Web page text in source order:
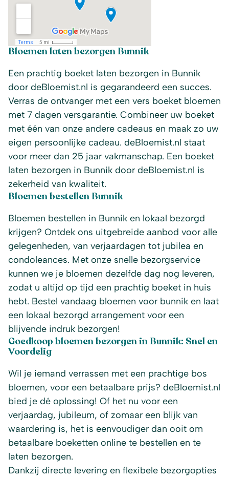
Bloemen laten bezorgen Bunnik
Een prachtig boeket laten bezorgen in Bunnik
door deBloemist.nl is gegarandeerd een succes.
Verras de ontvanger met een vers boeket bloemen
met 7 dagen versgarantie. Combineer uw boeket
met één van onze andere cadeaus en maak zo uw
eigen persoonlijke cadeau. deBloemist.nl staat
voor meer dan 25 jaar vakmanschap. Een boeket
laten bezorgen in Bunnik door deBloemist.nl is
zekerheid van kwaliteit.
Bloemen bestellen Bunnik
Bloemen bestellen in Bunnik en lokaal bezorgd
krijgen? Ontdek ons uitgebreide aanbod voor alle
gelegenheden, van verjaardagen tot jubilea en
condoleances. Met onze snelle bezorgservice
kunnen we je bloemen dezelfde dag nog leveren,
zodat u altijd op tijd een prachtig boeket in huis
hebt. Bestel vandaag bloemen voor bunnik en laat
een lokaal bezorgd arrangement voor een
blijvende indruk bezorgen!
Goedkoop bloemen bezorgen in Bunnik: Snel en
Voordelig
Wil je iemand verrassen met een prachtige bos
bloemen, voor een betaalbare prijs? deBloemist.nl
bied je dé oplossing! Of het nu voor een
verjaardag, jubileum, of zomaar een blijk van
waardering is, het is eenvoudiger dan ooit om
betaalbare boeketten online te bestellen en te
laten bezorgen.
Dankzij directe levering en flexibele bezorgopties